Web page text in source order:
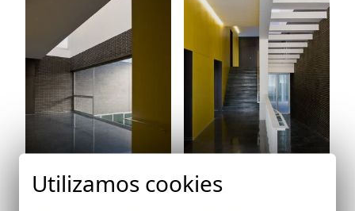
Ref: 5197_35
Ref: 5197_36
Utilizamos cookies